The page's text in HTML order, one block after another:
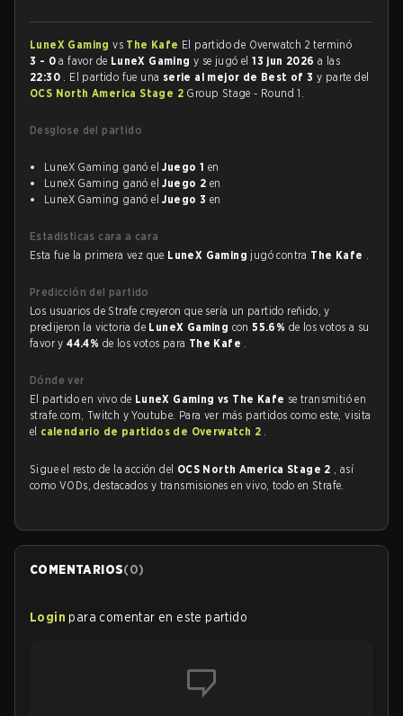
LuneX Gamingvs The Kafe El partido de Overwatch 2 terminó
3 - 0 a favor de LuneX Gamingy se jugó el13 jun 2026a las
22:30 . El partido fue una serie al mejor de Best of 3y parte del
OCS North America Stage 2 Group Stage - Round 1.
Desglose del partido
LuneX Gaming ganó elJuego 1 en
LuneX Gaming ganó elJuego 2 en
LuneX Gaming ganó elJuego 3 en
Estadísticas cara a cara
Esta fue la primera vez que LuneX Gaming jugó contra The Kafe .
Predicción del partido
Los usuarios de Strafe creyeron que sería un partido reñido, y
predijeron la victoria de LuneX Gaming con55.6% de los votos a su
favor y44.4% de los votos para The Kafe .
Dónde ver
El partido en vivo de LuneX Gaming vs The Kafe se transmitió en
strafe.com, Twitch y Youtube. Para ver más partidos como este, visita
el calendario de partidos de Overwatch 2 .
Sigue el resto de la acción del OCS North America Stage 2 , así
como VODs, destacados y transmisiones en vivo, todo en Strafe.
COMENTARIOS(0)
Login para comentar en este partido